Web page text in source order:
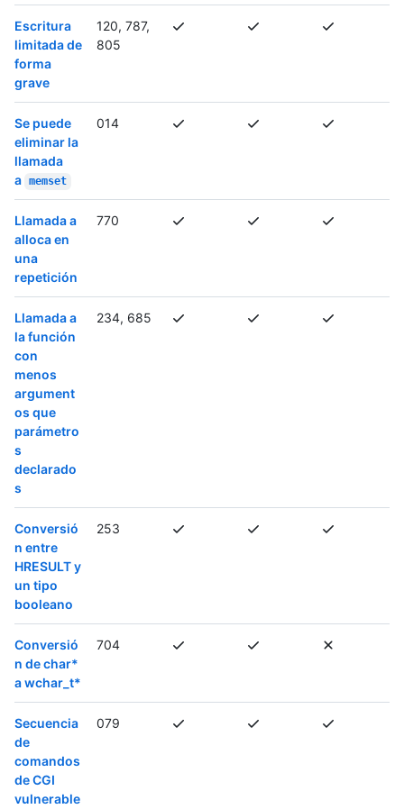
Escritura
limitada de
forma
grave
120, 787,
805
Se puede
eliminar la
llamada
a memset
014
Llamada a
alloca en
una
repetición
770
Llamada a
la función
con
menos
argument
os que
parámetro
s
declarado
s
234, 685
Conversió
n entre
HRESULT y
un tipo
booleano
253
Conversió
n de char*
a wchar_t*
704
Secuencia
de
comandos
de CGI
vulnerable
079